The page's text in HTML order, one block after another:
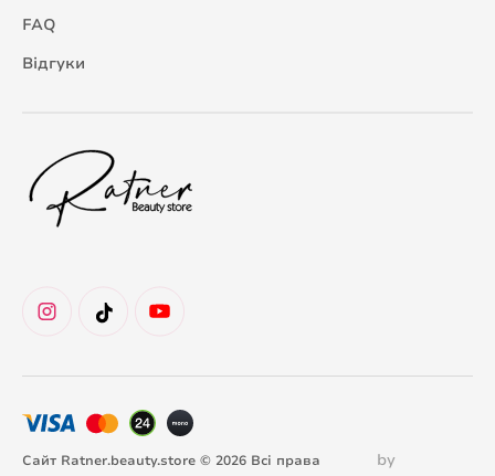
FAQ
Відгуки
Сайт Ratner.beauty.store © 2026 Всі права
by